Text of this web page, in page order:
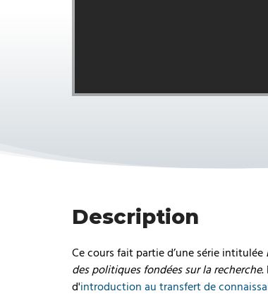
Description
Ce cours fait partie d’une série intitulée
des politiques fondées sur la recherche.
d'introduction au transfert de